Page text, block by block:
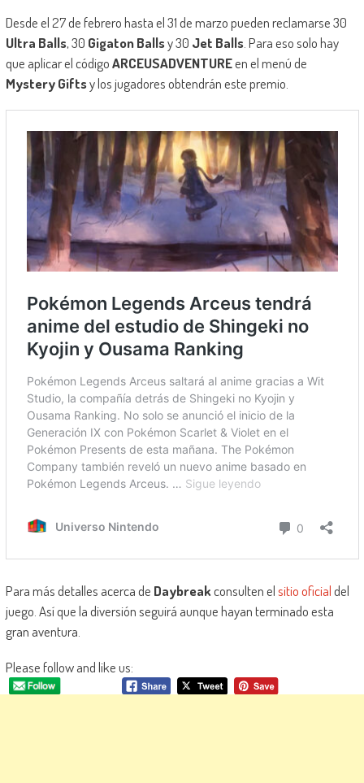
Desde el 27 de febrero hasta el 31 de marzo pueden reclamarse 30
Ultra Balls, 30 Gigaton Ballsy 30 Jet Balls. Para eso solo hay
que aplicar el códigoARCEUSADVENTUREen el menú de
Mystery Giftsy los jugadores obtendrán este premio.
Para más detalles acerca de Daybreakconsulten elsitio oficialdel
juego. Así que la diversión seguirá aunque hayan terminado esta
gran aventura.
Please follow and like us: